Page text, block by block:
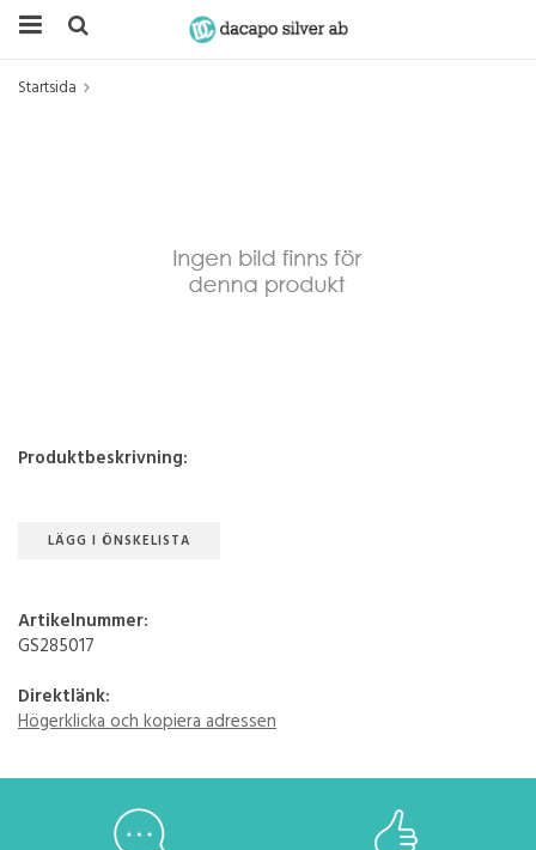
Startsida
Produktbeskrivning:
LÄGG I ÖNSKELISTA
Artikelnummer:
GS285017
Direktlänk:
Högerklicka och kopiera adressen